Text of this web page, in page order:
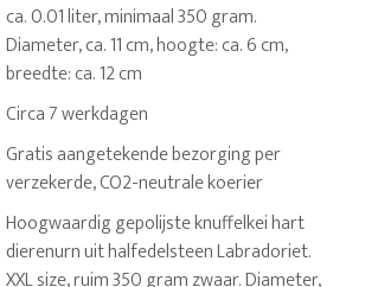
ca. 0.01 liter, minimaal 350 gram.
Diameter, ca. 11 cm, hoogte: ca. 6 cm,
breedte: ca. 12 cm
Circa 7 werkdagen
Gratis aangetekende bezorging per
verzekerde, CO2-neutrale koerier
Hoogwaardig gepolijste knuffelkei hart
dierenurn uit halfedelsteen Labradoriet.